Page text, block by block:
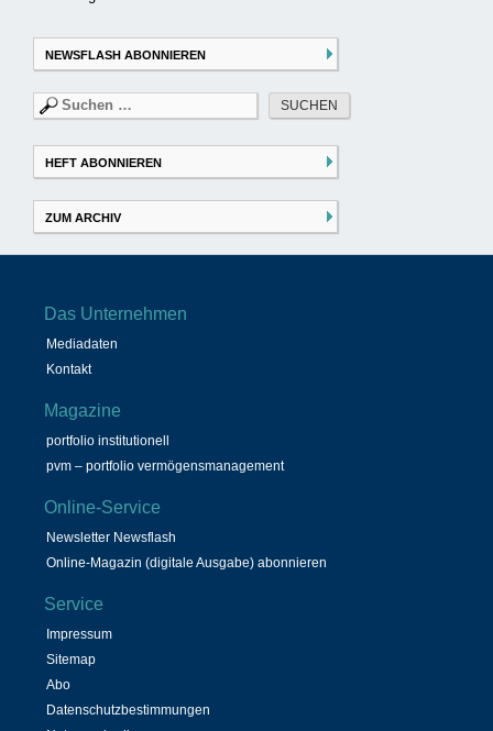
NEWSFLASH ABONNIEREN
Suchen
nach:
HEFT ABONNIEREN
ZUM ARCHIV
Das Unternehmen
Mediadaten
Kontakt
Magazine
portfolio institutionell
pvm – portfolio vermögensmanagement
Online-Service
Newsletter Newsflash
Online-Magazin (digitale Ausgabe) abonnieren
Service
Impressum
Sitemap
Abo
Datenschutzbestimmungen